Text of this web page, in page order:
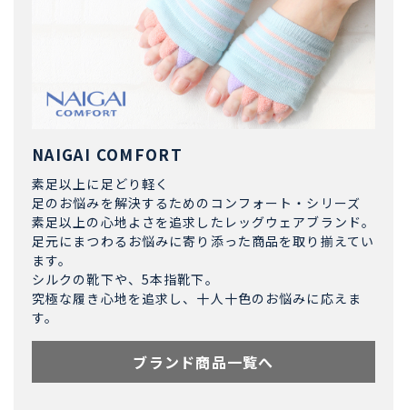
NAIGAI COMFORT
素足以上に足どり軽く
足のお悩みを解決するためのコンフォート・シリーズ
素足以上の心地よさを追求したレッグウェアブランド。
足元にまつわるお悩みに寄り添った商品を取り揃えてい
ます。
シルクの靴下や、5本指靴下。
究極な履き心地を追求し、十人十色のお悩みに応えま
す。
ブランド商品一覧へ